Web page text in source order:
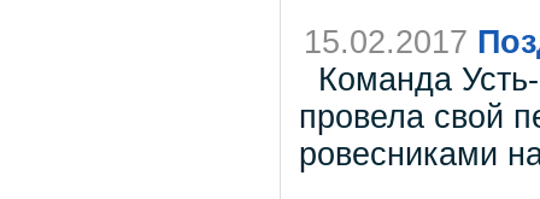
15.02.2017
Команда
провела свой
ровесниками